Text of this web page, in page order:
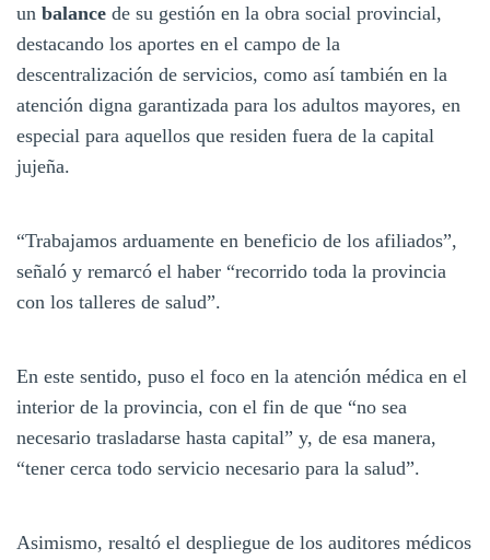
un balance de su gestión en la obra social provincial,
destacando los aportes en el campo de la
descentralización de servicios, como así también en la
atención digna garantizada para los adultos mayores, en
especial para aquellos que residen fuera de la capital
jujeña.
“Trabajamos arduamente en beneficio de los afiliados”,
señaló y remarcó el haber “recorrido toda la provincia
con los talleres de salud”.
En este sentido, puso el foco en la atención médica en el
interior de la provincia, con el fin de que “no sea
necesario trasladarse hasta capital” y, de esa manera,
“tener cerca todo servicio necesario para la salud”.
Asimismo, resaltó el despliegue de los auditores médicos